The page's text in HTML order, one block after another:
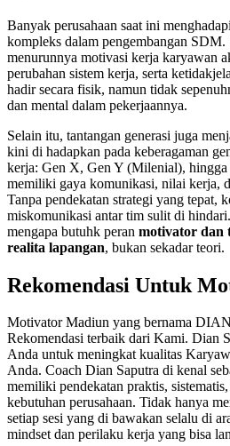
Banyak perusahaan saat ini
kompleks dalam pengembangan SDM.
menurunnya motivasi kerja karyawan
perubahan sistem kerja, serta
hadir secara fisik, namun tidak
dan mental dalam pekerjaannya.
Selain itu, tantangan generasi juga
kini di hadapkan pada keberagaman
kerja: Gen X, Gen Y (Milenial), hingga
memiliki gaya komunikasi, nilai kerja,
Tanpa pendekatan strategi yang tepat,
miskomunikasi antar tim sulit di
mengapa butuhk peran motivator dan
realita lapangan, bukan sekadar teori.
Rekomendasi Untuk
Motivator Madiun yang bernama
Rekomendasi terbaik dari Kami. Dian
Anda untuk meningkat kualitas
Anda. Coach Dian Saputra di kenal
memiliki pendekatan praktis,
kebutuhan perusahaan. Tidak hanya
setiap sesi yang di bawakan selalu di
mindset dan perilaku kerja yang bisa